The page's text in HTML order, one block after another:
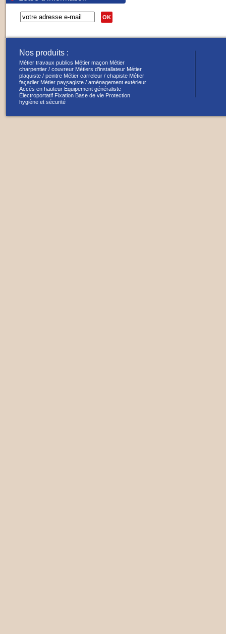
OK
Nos produits :
Métier travaux publics Métier maçon Métier
charpentier / couvreur Métiers d’installateur Métier
plaquiste / peintre Métier carreleur / chapiste Métier
façadier Métier paysagiste / aménagement extérieur
Accès en hauteur Équipement généraliste
Électroportatif Fixation Base de vie Protection
hygiène et sécurité